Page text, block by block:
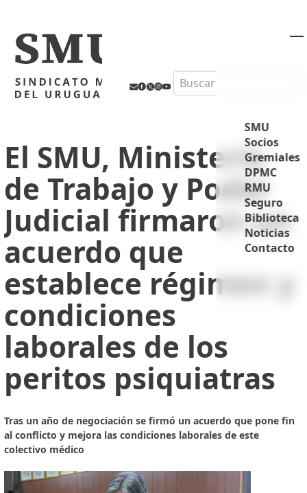
Search
SMU
Socios
Gremiales
DPMC
RMU
Seguro
Biblioteca
Noticias
Contacto
El SMU, Ministerio
de Trabajo y Poder
Judicial firmaron un
acuerdo que
establece régimen y
condiciones
laborales de los
peritos psiquiatras
Tras un año de negociación se firmó un acuerdo que pone fin
al conflicto y mejora las condiciones laborales de este
colectivo médico